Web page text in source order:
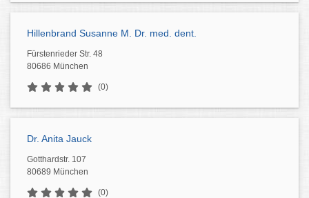
Hillenbrand Susanne M. Dr. med. dent.
Fürstenrieder Str. 48
80686 München
(0)
Dr. Anita Jauck
Gotthardstr. 107
80689 München
(0)